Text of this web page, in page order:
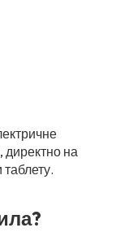
директно на